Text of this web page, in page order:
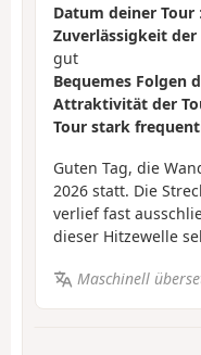
Datum deiner Tour
Zuverlässigkeit der
gut
Bequemes Folgen
Attraktivität der
Tour stark
Guten Tag, die
2026 statt. Die
verlief fast
dieser Hitzewelle
Maschinell